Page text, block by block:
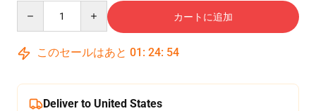
カートに追加
このセールはあと 01 : 24: 54
Deliver to United States